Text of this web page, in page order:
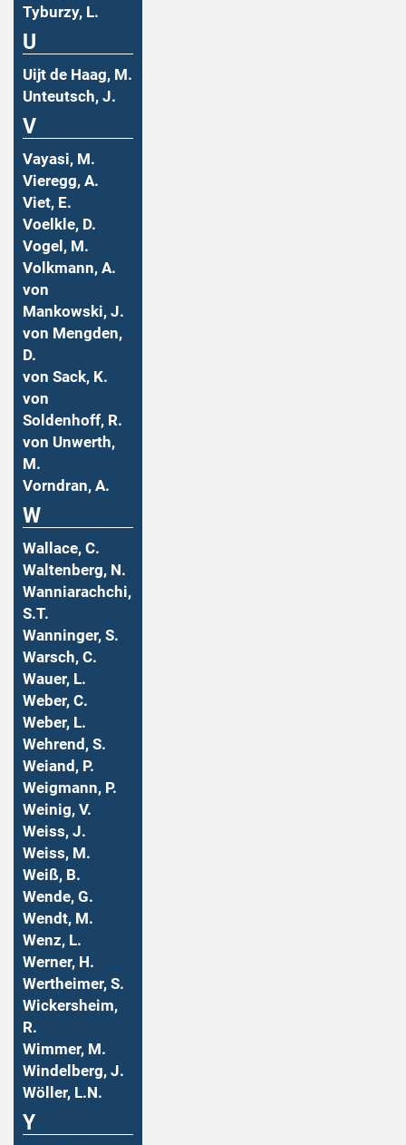
Tyburzy, L.
U
Uijt de Haag, M.
Unteutsch, J.
V
Vayasi, M.
Vieregg, A.
Viet, E.
Voelkle, D.
Vogel, M.
Volkmann, A.
von
Mankowski, J.
von Mengden,
D.
von Sack, K.
von
Soldenhoff, R.
von Unwerth,
M.
Vorndran, A.
W
Wallace, C.
Waltenberg, N.
Wanniarachchi,
S.T.
Wanninger, S.
Warsch, C.
Wauer, L.
Weber, C.
Weber, L.
Wehrend, S.
Weiand, P.
Weigmann, P.
Weinig, V.
Weiss, J.
Weiss, M.
Weiß, B.
Wende, G.
Wendt, M.
Wenz, L.
Werner, H.
Wertheimer, S.
Wickersheim,
R.
Wimmer, M.
Windelberg, J.
Wöller, L.N.
Y